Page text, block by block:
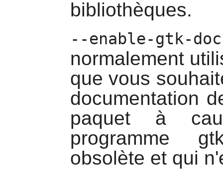
bibliothèques.
--enable-gtk-doc
normalement
que vous
documentation
paquet à
programme
obsolète et qui